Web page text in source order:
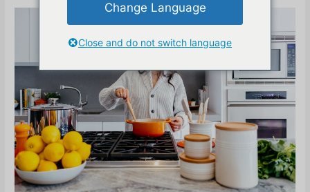
Change Language
Close and do not switch language